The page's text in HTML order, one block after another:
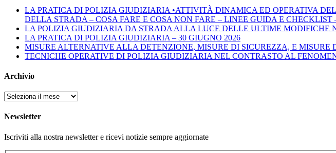
LA PRATICA DI POLIZIA GIUDIZIARIA •ATTIVITÀ DINAMICA ED OPERATIVA
DELLA STRADA – COSA FARE E COSA NON FARE – LINEE GUIDA E CHECKLIST
LA POLIZIA GIUDIZIARIA DA STRADA ALLA LUCE DELLE ULTIME MODIFICHE
LA PRATICA DI POLIZIA GIUDIZIARIA – 30 GIUGNO 2026
MISURE ALTERNATIVE ALLA DETENZIONE, MISURE DI SICUREZZA, E MISURE
TECNICHE OPERATIVE DI POLIZIA GIUDIZIARIA NEL CONTRASTO AL
Archivio
Archivio
Newsletter
Iscriviti alla nostra newsletter e ricevi notizie sempre aggiornate